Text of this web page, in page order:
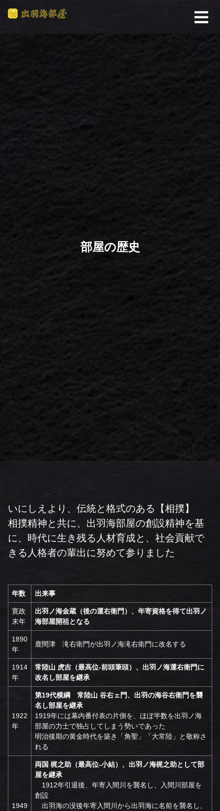
部屋の歴史
いにしえより、伝統と格式のある【相撲】
相撲精神と共に、出羽海部屋の創設精神を基
に、時代に生き残る人材育成と、社会貢献で
きる人格者の輩出に努めて参りました
年数 出来事
寛政
末年
出羽ノ海金蔵（後の運右衛門）、年寄資格を得て出羽ノ
海部屋開祖となる
1890
年
鹿間津 滝右衛門が出羽ノ海滝右衛門に改名する
1914
年
常陸山 虎吉（最高位-前頭筆頭）、出羽ノ海運右衛門に
改名し部屋を継承
1922
年
第19代横綱 常陸山 谷右ェ門、出羽の海谷右衛門を襲
名し部屋を継承
1919年には幕内番付表の片側を、ほぼ半数を出羽ノ海
部屋の力士で独占してしまう勢いであった
明治後期の黄金時代を築き「角聖」「大常陸」と敬称さ
れる
1949
両国 梶之助（最高位-小結）、出羽ノ海梶之助として部
屋を継承
1912年引退後、年寄入間川を襲名し、入間川部屋を
創設
出羽海の没後年寄入間川から出羽海に名前を襲名し、